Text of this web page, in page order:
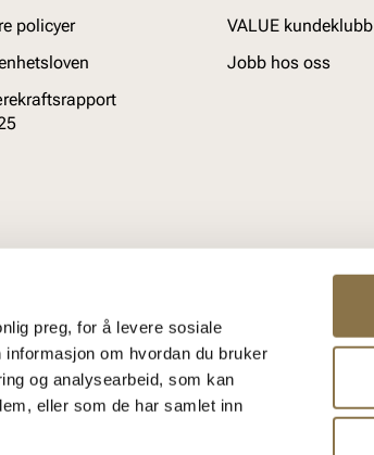
preg, for å levere sosiale
om hvordan du bruker
og analysearbeid, som kan
eller som de har samlet inn
policyer
VALUE kundeklubb
Jobb hos oss